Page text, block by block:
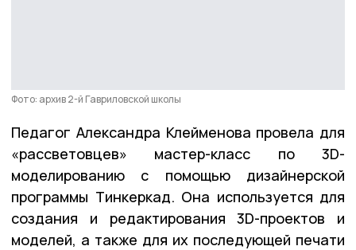
Фото: архив 2-й Гавриловской школы
Педагог Александра Клейменова провела для
«рассветовцев» мастер-класс по 3D-
моделированию с помощью дизайнерской
программы Тинкеркад. Она используется для
создания и редактирования 3D-проектов и
моделей, а также для их последующей печати